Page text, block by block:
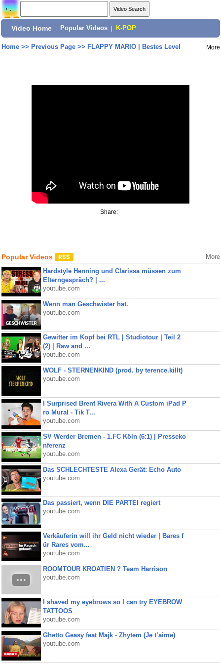
Video Home Popular Videos K-POP
Home>> Previous Page>> FLAPPY MARIO | Bestes Level More
Share:
Popular Videos More
Hardstyle Henning und Clarissa müssen zum
Elterngespräch? | ...
youtube.com
Wenn man Geschwister hat.
youtube.com
Gewitter im Kopf bei RTL | Studiotour | Teil 2
(2) | Raw and ...
youtube.com
WOLF - STERNENKIND (prod. by terence.killt)
youtube.com
I Surprised Brent Rivera With A Custom iPad P
ro Mural - Tik T...
youtube.com
SV Werder Bremen - 1.FC Köln (6:1) | Presseko
nferenz
youtube.com
Das SCHLECHTESTE Alexa Gerät: Echo Auto
youtube.com
Das passiert, wenn DIE PARTEI regiert
youtube.com
Verkäuferin will ihr Geld nicht wieder | Bares f
ür Rares vom...
youtube.com
ROOMTOUR KROATIEN ? Team Harrison
youtube.com
I shaved my eyebrows so I can try EYEBROW
TATTOOS
youtube.com
Ghetto Geasy feat Majk - Zhytem (Je t’aime)
youtube.com